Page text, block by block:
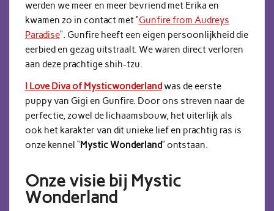
werden we meer en meer bevriend met Erika en
kwamen zo in contact met “Gunfire from Audreys
Paradise“. Gunfire heeft een eigen persoonlijkheid die
eerbied en gezag uitstraalt. We waren direct verloren
aan deze prachtige shih-tzu.
I Love Diva of Mysticwonderlandwas de eerste
puppy van Gigi en Gunfire. Door ons streven naar de
perfectie, zowel de lichaamsbouw, het uiterlijk als
ook het karakter van dit unieke lief en prachtig ras is
onze kennel “Mystic Wonderland” ontstaan.
Onze visie bij Mystic
Wonderland